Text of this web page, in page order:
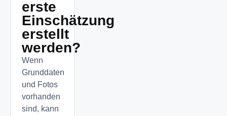
erste
Einschätzung
erstellt
werden?
Wenn
Grunddaten
und Fotos
vorhanden
sind, kann